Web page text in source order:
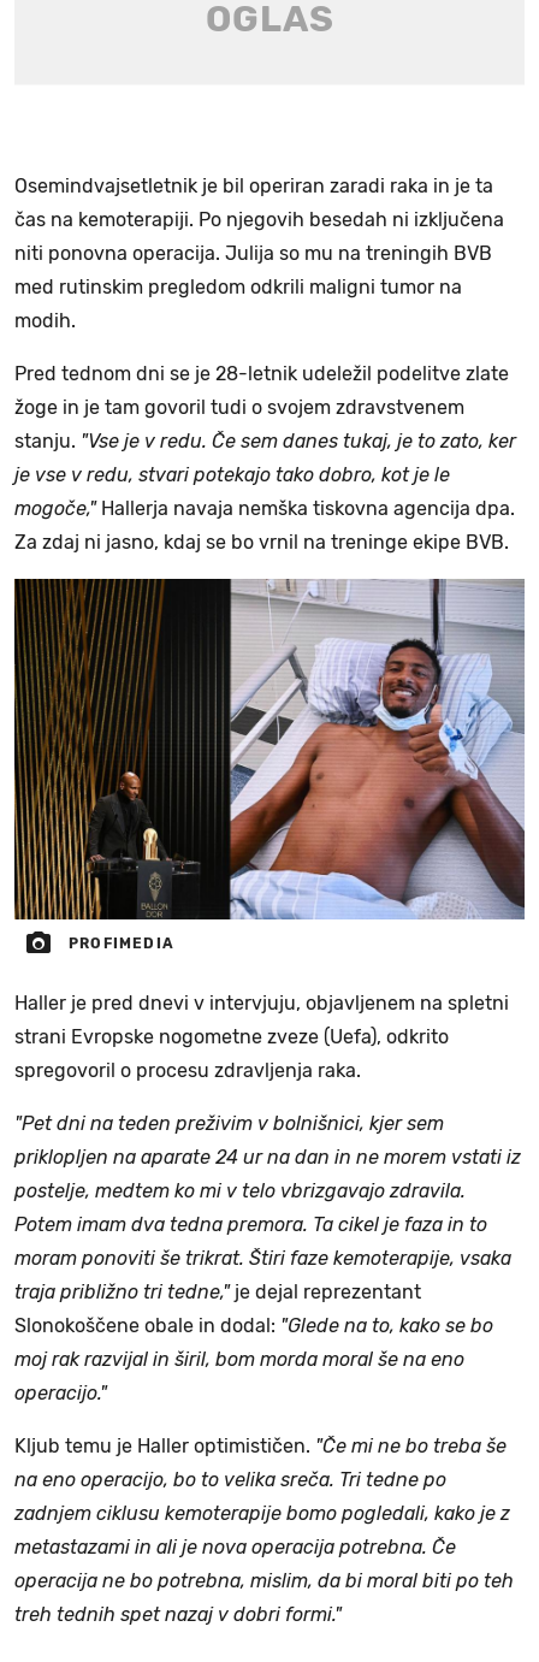
Osemindvajsetletnik je bil operiran zaradi raka in je ta
čas na kemoterapiji. Po njegovih besedah ni izključena
niti ponovna operacija. Julija so mu na treningih BVB
med rutinskim pregledom odkrili maligni tumor na
modih.
Pred tednom dni se je 28-letnik udeležil podelitve zlate
žoge in je tam govoril tudi o svojem zdravstvenem
stanju. "Vse je v redu. Če sem danes tukaj, je to zato, ker
je vse v redu, stvari potekajo tako dobro, kot je le
mogoče," Hallerja navaja nemška tiskovna agencija dpa.
Za zdaj ni jasno, kdaj se bo vrnil na treninge ekipe BVB.
PROFIMEDIA
Haller je pred dnevi v intervjuju, objavljenem na spletni
strani Evropske nogometne zveze (Uefa), odkrito
spregovoril o procesu zdravljenja raka.
"Pet dni na teden preživim v bolnišnici, kjer sem
priklopljen na aparate 24 ur na dan in ne morem vstati iz
postelje, medtem ko mi v telo vbrizgavajo zdravila.
Potem imam dva tedna premora. Ta cikel je faza in to
moram ponoviti še trikrat. Štiri faze kemoterapije, vsaka
traja približno tri tedne,"je dejal reprezentant
Slonokoščene obale in dodal: "Glede na to, kako se bo
moj rak razvijal in širil, bom morda moral še na eno
operacijo."
Kljub temu je Haller optimističen. "Če mi ne bo treba še
na eno operacijo, bo to velika sreča. Tri tedne po
zadnjem ciklusu kemoterapije bomo pogledali, kako je z
metastazami in ali je nova operacija potrebna. Če
operacija ne bo potrebna, mislim, da bi moral biti po teh
treh tednih spet nazaj v dobri formi."